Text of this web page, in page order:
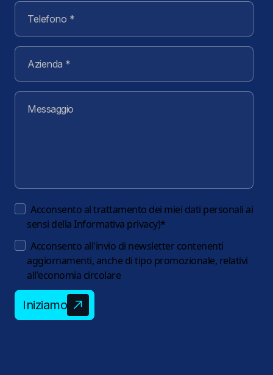
Acconsento al trattamento dei miei dati personali ai
sensi dellaInformativa privacy)*
Acconsento all'invio di newsletter contenenti
aggiornamenti, anche di tipo promozionale, relativi
all'economia circolare
Iniziamo